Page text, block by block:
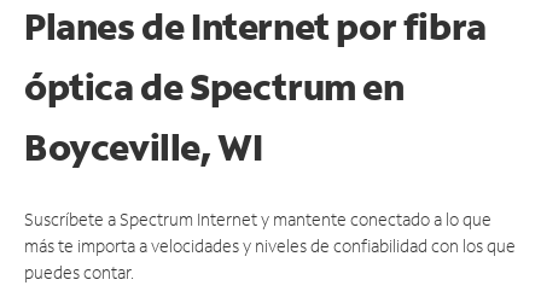
Planes de Internet por fibra
óptica de Spectrum en
Boyceville, WI
Suscríbete a Spectrum Internet y mantente conectado a lo que
más te importa a velocidades y niveles de confiabilidad con los que
puedes contar.